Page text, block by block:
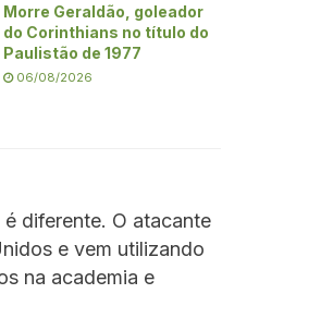
Morre Geraldão, goleador
do Corinthians no título do
Paulistão de 1977
06/08/2026
diferente. O atacante
e vem utilizando
na academia e